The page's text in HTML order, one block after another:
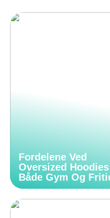
Fordelene Ved
Oversized
Både Gym Og